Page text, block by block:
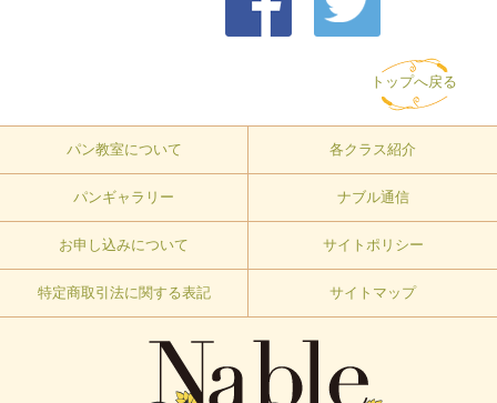
トップへ戻る
パン教室について 各クラス紹介
パンギャラリー ナブル通信
お申し込みについて サイトポリシー
特定商取引法に関する表記 サイトマップ